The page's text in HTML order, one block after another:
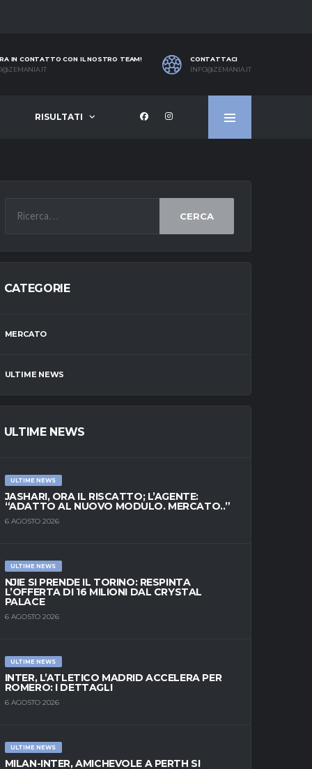
IN CONTATTO CON IL NOSTRO TEAM!
CONTATTACI
INFO@ZEMANIA.IT
RISULTATI
CERCA
CATEGORIE
MERCATO
ULTIME NEWS
ULTIME NEWS
ULTIME NEWS
JASHARI, ORA IL RISCATTO; L’AGENTE:
“ADATTO AL NUOVO MODULO. MERCATO..”
6 AGOSTO 2026
ULTIME NEWS
NJIE SI PRENDE IL TORINO: RESPINTA
L’OFFERTA DI 16 MILIONI DAL CRYSTAL
PALACE
6 AGOSTO 2026
ULTIME NEWS
INTER, L’ATLETICO MADRID ACCELERA PER
ROMERO: I DETTAGLI
6 AGOSTO 2026
ULTIME NEWS
MILAN-INTER, AMICHEVOLE A PERTH SI